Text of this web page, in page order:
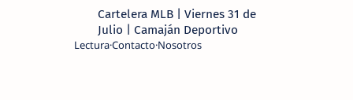
Cartelera MLB | Viernes 31 de
Julio | Camaján Deportivo
LecturaContacto Nosotros